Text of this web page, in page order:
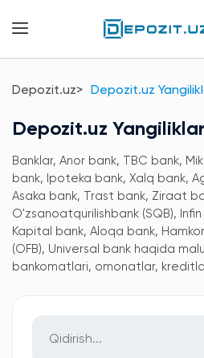
Depozit.uz Depozit.uz
Depozit.uz
Banklar, Anor bank, TBC bank,
bank, Ipoteka bank, Xalq bank,
Asaka bank, Trast bank, Ziraat
O'zsanoatqurilishbank (SQB),
Kapital bank, Aloqa bank,
(OFB), Universal bank haqida
bankomatlari, omonatlar,